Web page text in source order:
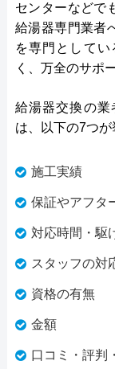
センターなどで
給湯器専門業者
を専門として
く、万全のサポ
給湯器交換の業
は、以下の7つが
施工実績
保証やアフタ
対応時間・駆
スタッフの対
資格の有無
金額
口コミ・評判